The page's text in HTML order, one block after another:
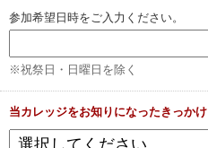
参加希望日時をご入力ください。
※祝祭日・日曜日を除く
当カレッジをお知りになったきっかけ